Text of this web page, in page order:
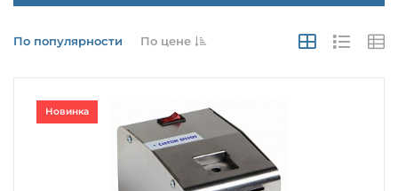
По популярности По цене
Новинка